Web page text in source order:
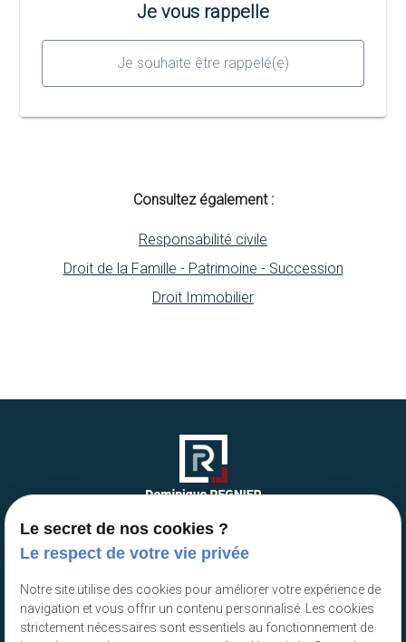
Je vous rappelle
Je souhaite être rappelé(e)
Consultez également :
Responsabilité civile
Droit de la Famille - Patrimoine - Succession
Droit Immobilier
RETROUVEZ-MOI
Cabinet de Versailles
67 bis, rue du Maréchal Foch
78000 VERSAILLES
Le secret de nos cookies ?
Le respect de votre vie privée
Notre site utilise des cookies pour améliorer votre expérience de
navigation et vous offrir un contenu personnalisé. Les cookies
strictement nécessaires sont essentiels au fonctionnement de